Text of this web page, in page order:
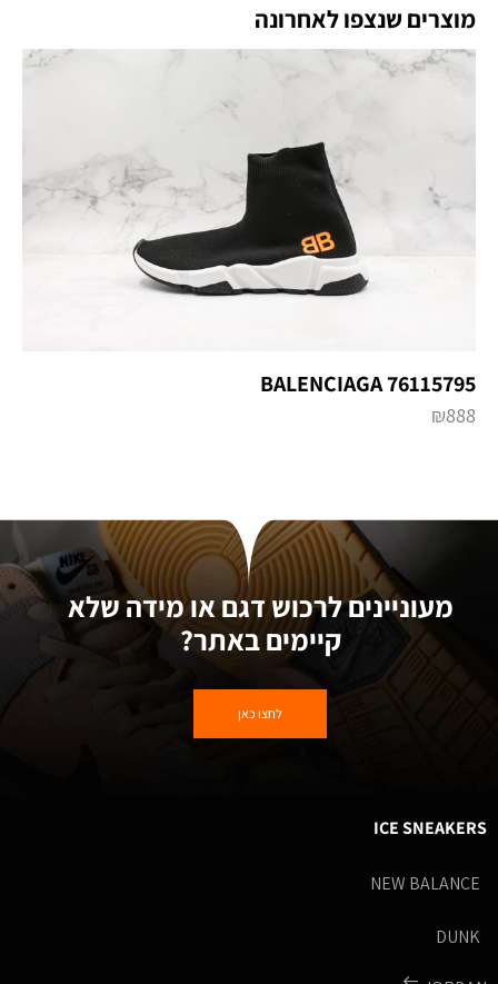
מוצרים שנצפו לאחרונה
BALENCIAGA 76115795
₪888
מעוניינים לרכוש דגם או מידה שלא
קיימים באתר?
לחצו כאן
ICE SNEAKERS
NEW BALANCE
DUNK